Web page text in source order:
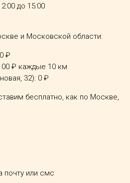
до 15:00
и Московской области:
₽
₽ каждые 10 км
32): 0 ₽
бесплатно, как по Москве,
почту или смс